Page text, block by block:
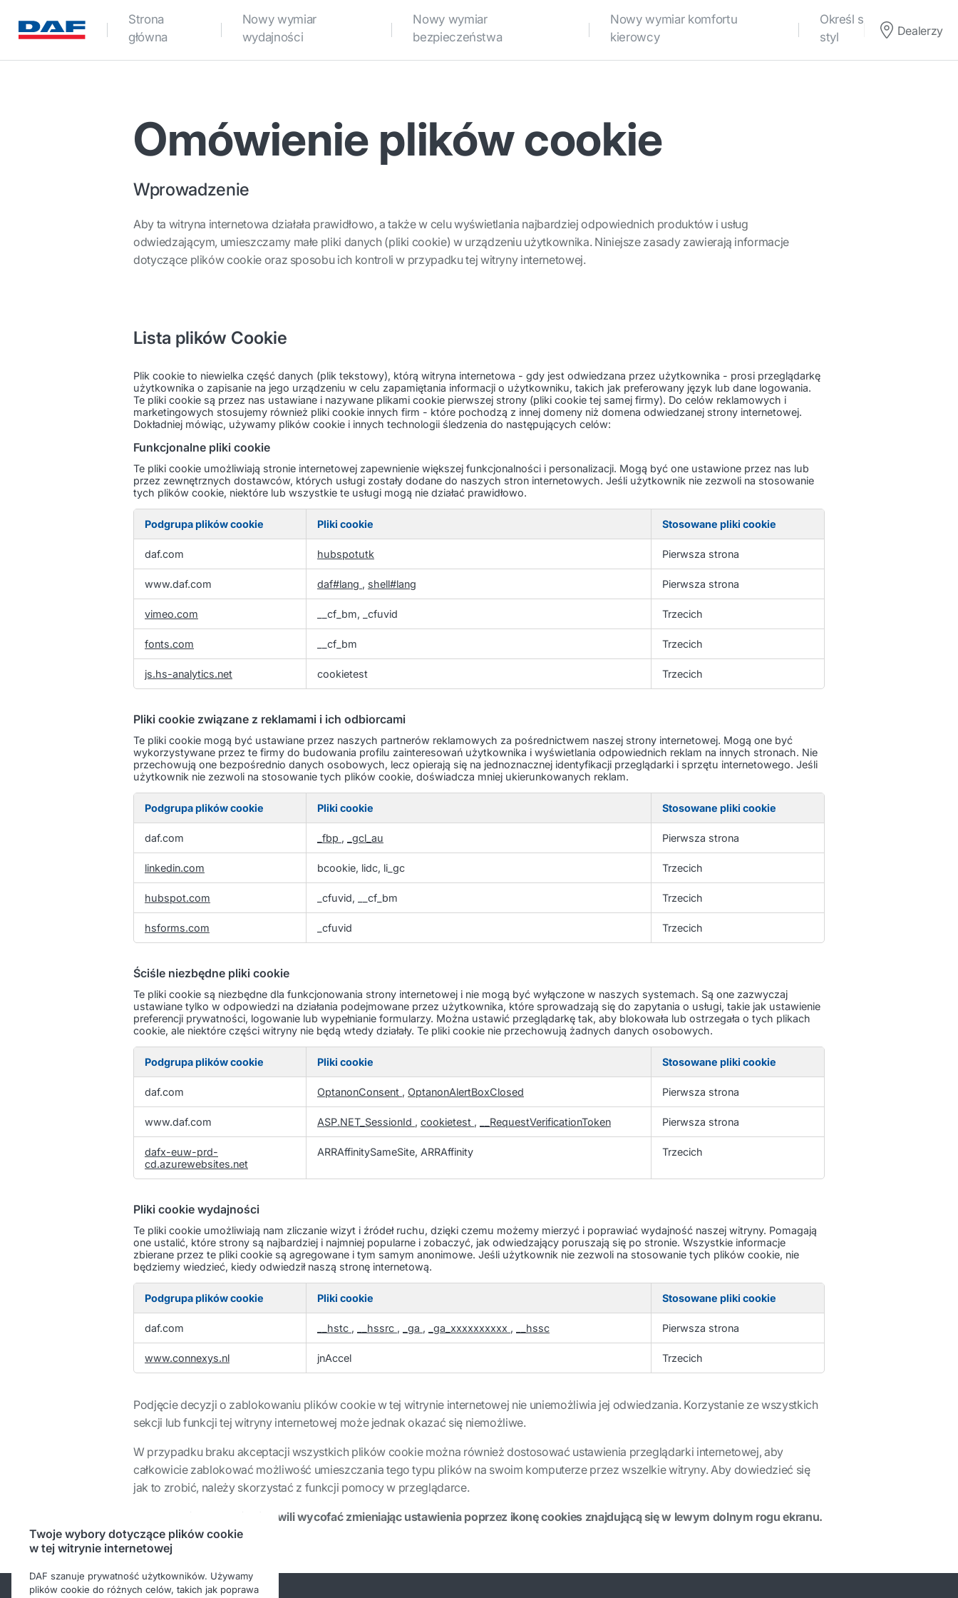
Strona
główna
Nowy wymiar
wydajności
Nowy wymiar
bezpieczeństwa
Nowy wymiar komfortu
kierowcy
Określ swój własny
styl
Dealerzy
Omówienie plików cookie
Wprowadzenie
Aby ta witryna internetowa działała prawidłowo, a także w celu wyświetlania najbardziej odpowiednich produktów i usług
odwiedzającym, umieszczamy małe pliki danych (pliki cookie) w urządzeniu użytkownika. Niniejsze zasady zawierają informacje
dotyczące plików cookie oraz sposobu ich kontroli w przypadku tej witryny internetowej.
Lista plików Cookie
Plik cookie to niewielka część danych (plik tekstowy), którą witryna internetowa - gdy jest odwiedzana przez użytkownika - prosi przeglądarkę
użytkownika o zapisanie na jego urządzeniu w celu zapamiętania informacji o użytkowniku, takich jak preferowany język lub dane logowania.
Te pliki cookie są przez nas ustawiane i nazywane plikami cookie pierwszej strony (pliki cookie tej samej firmy). Do celów reklamowych i
marketingowych stosujemy również pliki cookie innych firm - które pochodzą z innej domeny niż domena odwiedzanej strony internetowej.
Dokładniej mówiąc, używamy plików cookie i innych technologii śledzenia do następujących celów:
Funkcjonalne pliki cookie
Te pliki cookie umożliwiają stronie internetowej zapewnienie większej funkcjonalności i personalizacji. Mogą być one ustawione przez nas lub
przez zewnętrznych dostawców, których usługi zostały dodane do naszych stron internetowych. Jeśli użytkownik nie zezwoli na stosowanie
tych plików cookie, niektóre lub wszystkie te usługi mogą nie działać prawidłowo.
pliki
Podgrupa plików cookie Pliki cookie Stosowane pliki cookie
daf.com hubspotutk Pierwsza strona
www.daf.com daf#lang , shell#lang Pierwsza strona
vimeo.com __cf_bm, _cfuvid Trzecich
fonts.com __cf_bm Trzecich
js.hs-analytics.net cookietest Trzecich
Pliki cookie związane z reklamami i ich odbiorcami
Te pliki cookie mogą być ustawiane przez naszych partnerów reklamowych za pośrednictwem naszej strony internetowej. Mogą one być
wykorzystywane przez te firmy do budowania profilu zainteresowań użytkownika i wyświetlania odpowiednich reklam na innych stronach. Nie
przechowują one bezpośrednio danych osobowych, lecz opierają się na jednoznacznej identyfikacji przeglądarki i sprzętu internetowego. Jeśli
użytkownik nie zezwoli na stosowanie tych plików cookie, doświadcza mniej ukierunkowanych reklam.
cookie
reklamami
ich
odbiorcami
Podgrupa plików cookie Pliki cookie Stosowane pliki cookie
daf.com _fbp , _gcl_au Pierwsza strona
linkedin.com bcookie, lidc, li_gc Trzecich
hubspot.com _cfuvid, __cf_bm Trzecich
hsforms.com _cfuvid Trzecich
Ściśle niezbędne pliki cookie
Te pliki cookie są niezbędne dla funkcjonowania strony internetowej i nie mogą być wyłączone w naszych systemach. Są one zazwyczaj
ustawiane tylko w odpowiedzi na działania podejmowane przez użytkownika, które sprowadzają się do zapytania o usługi, takie jak ustawienie
preferencji prywatności, logowanie lub wypełnianie formularzy. Można ustawić przeglądarkę tak, aby blokowała lub ostrzegała o tych plikach
cookie, ale niektóre części witryny nie będą wtedy działały. Te pliki cookie nie przechowują żadnych danych osobowych.
niezbędne
cookie
Podgrupa plików cookie Pliki cookie Stosowane pliki cookie
daf.com OptanonConsent , OptanonAlertBoxClosed Pierwsza strona
www.daf.com ASP.NET_SessionId , cookietest , __RequestVerificationToken Pierwsza strona
dafx-euw-prd-
cd.azurewebsites.net
ARRAffinitySameSite, ARRAffinity Trzecich
Pliki cookie wydajności
Te pliki cookie umożliwiają nam zliczanie wizyt i źródeł ruchu, dzięki czemu możemy mierzyć i poprawiać wydajność naszej witryny. Pomagają
one ustalić, które strony są najbardziej i najmniej popularne i zobaczyć, jak odwiedzający poruszają się po stronie. Wszystkie informacje
zbierane przez te pliki cookie są agregowane i tym samym anonimowe. Jeśli użytkownik nie zezwoli na stosowanie tych plików cookie, nie
będziemy wiedzieć, kiedy odwiedził naszą stronę internetową.
cookie
Podgrupa plików cookie Pliki cookie Stosowane pliki cookie
daf.com __hstc , __hssrc , _ga , _ga_xxxxxxxxxx , __hssc Pierwsza strona
www.connexys.nl jnAccel Trzecich
Podjęcie decyzji o zablokowaniu plików cookie w tej witrynie internetowej nie uniemożliwia jej odwiedzania. Korzystanie ze wszystkich
sekcji lub funkcji tej witryny internetowej może jednak okazać się niemożliwe.
W przypadku braku akceptacji wszystkich plików cookie można również dostosować ustawienia przeglądarki internetowej, aby
całkowicie zablokować możliwość umieszczania tego typu plików na swoim komputerze przez wszelkie witryny. Aby dowiedzieć się
jak to zrobić, należy skorzystać z funkcji pomocy w przeglądarce.
Zgodę możesz w każdej chwili wycofać zmieniając ustawienia poprzez ikonę cookies znajdującą się w lewym dolnym rogu ekranu.
Twoje wybory dotyczące plików cookie
w tej witrynie internetowej
DAF szanuje prywatność użytkowników. Używamy
plików cookie do różnych celów, takich jak poprawa